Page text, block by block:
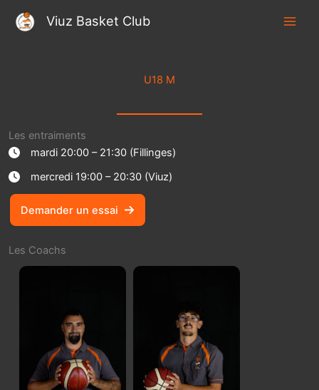
Viuz Basket Club
U18 M
Les entraiments
mardi 20:00 – 21:30 (Fillinges)
mercredi 19:00 – 20:30 (Viuz)
Demander un essai
Les Coachs